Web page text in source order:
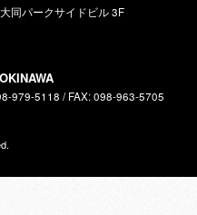
同パークサイドビル 3F
979-5118 / FAX: 098-963-5705